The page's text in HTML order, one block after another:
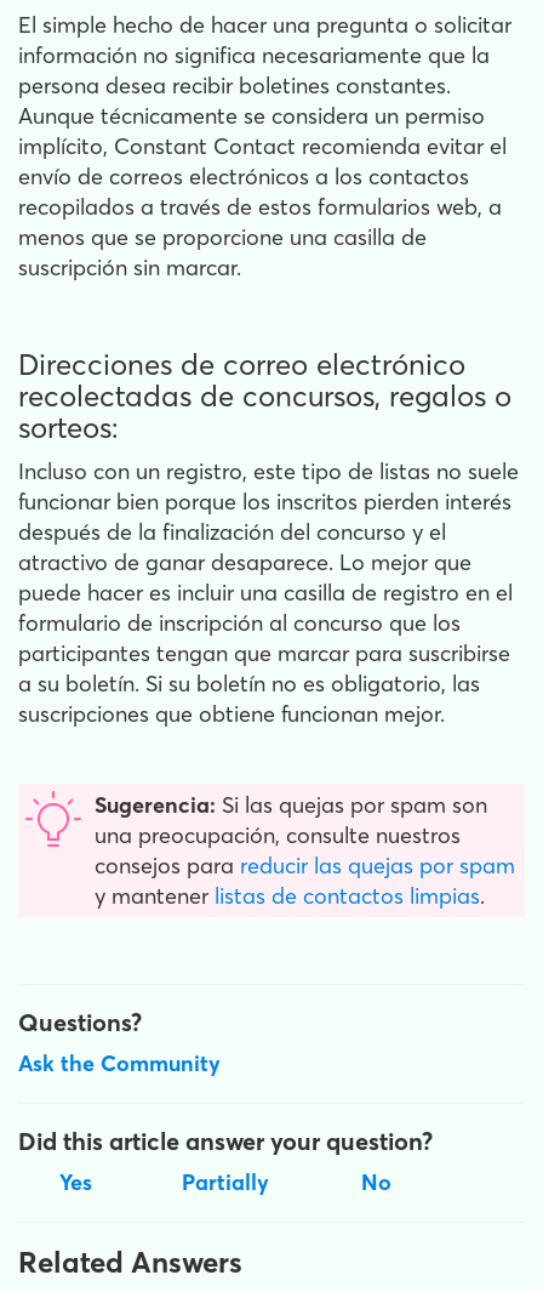
El simple hecho de hacer una pregunta o solicitar
información no significa necesariamente que la
persona desea recibir boletines constantes.
Aunque técnicamente se considera un permiso
implícito, Constant Contact recomienda evitar el
envío de correos electrónicos a los contactos
recopilados a través de estos formularios web, a
menos que se proporcione una casilla de
suscripción sin marcar.
Direcciones de correo electrónico
recolectadas de concursos, regalos o
sorteos:
Incluso con un registro, este tipo de listas no suele
funcionar bien porque los inscritos pierden interés
después de la finalización del concurso y el
atractivo de ganar desaparece. Lo mejor que
puede hacer es incluir una casilla de registro en el
formulario de inscripción al concurso que los
participantes tengan que marcar para suscribirse
a su boletín. Si su boletín no es obligatorio, las
suscripciones que obtiene funcionan mejor.
Sugerencia: Si las quejas por spam son
una preocupación, consulte nuestros
consejos para reducir las quejas por spam
y mantener listas de contactos limpias.
Questions?
Ask the Community
Did this article answer your question?
Yes Partially No
Related Answers